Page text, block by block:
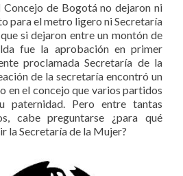
Concejo de Bogotá no dejaron ni
para el metro ligero ni Secretaría
si dejaron entre un montón de
fue la aprobación en primer
proclamada Secretaría de la
de la secretaría encontró un
en el concejo que varios partidos
paternidad. Pero entre tantas
cabe preguntarse ¿para qué
la Secretaría de la Mujer?